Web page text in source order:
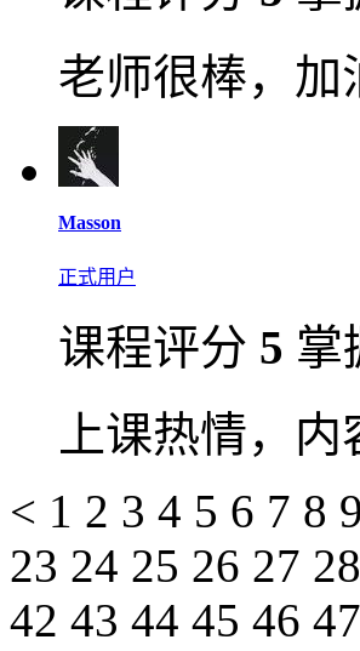
老师很棒，加
Masson
正式用户
课程评分 5 掌
上课热情，内
< 1 2 3 4 5 6 7 8 9
23 24 25 26 27 28
42 43 44 45 46 47